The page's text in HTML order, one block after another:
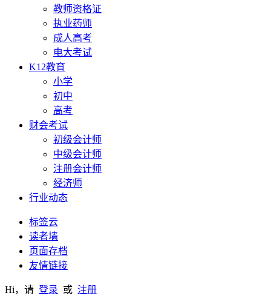
教师资格证
执业药师
成人高考
电大考试
K12教育
小学
初中
高考
财会考试
初级会计师
中级会计师
注册会计师
经济师
行业动态
标签云
读者墙
页面存档
友情链接
Hi，请 登录 或 注册